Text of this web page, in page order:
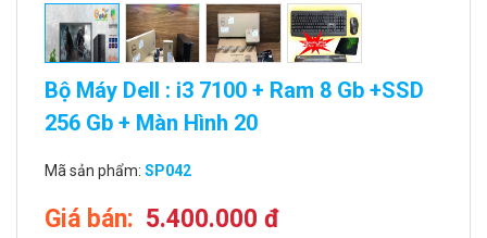
Bộ Máy Dell : i3 7100 + Ram 8 Gb +SSD
256 Gb + Màn Hình 20
Mã sản phẩm: SP042
Giá bán: 5.400.000 đ